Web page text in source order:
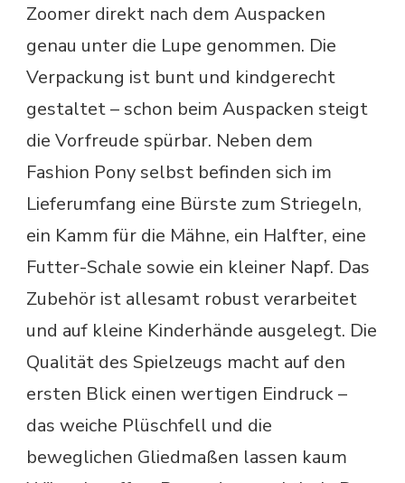
Zoomer direkt nach dem Auspacken
genau unter die Lupe genommen. Die
Verpackung ist bunt und kindgerecht
gestaltet – schon beim Auspacken steigt
die Vorfreude spürbar. Neben dem
Fashion Pony selbst befinden sich im
Lieferumfang eine Bürste zum Striegeln,
ein Kamm für die Mähne, ein Halfter, eine
Futter-Schale sowie ein kleiner Napf. Das
Zubehör ist allesamt robust verarbeitet
und auf kleine Kinderhände ausgelegt. Die
Qualität des Spielzeugs macht auf den
ersten Blick einen wertigen Eindruck –
das weiche Plüschfell und die
beweglichen Gliedmaßen lassen kaum